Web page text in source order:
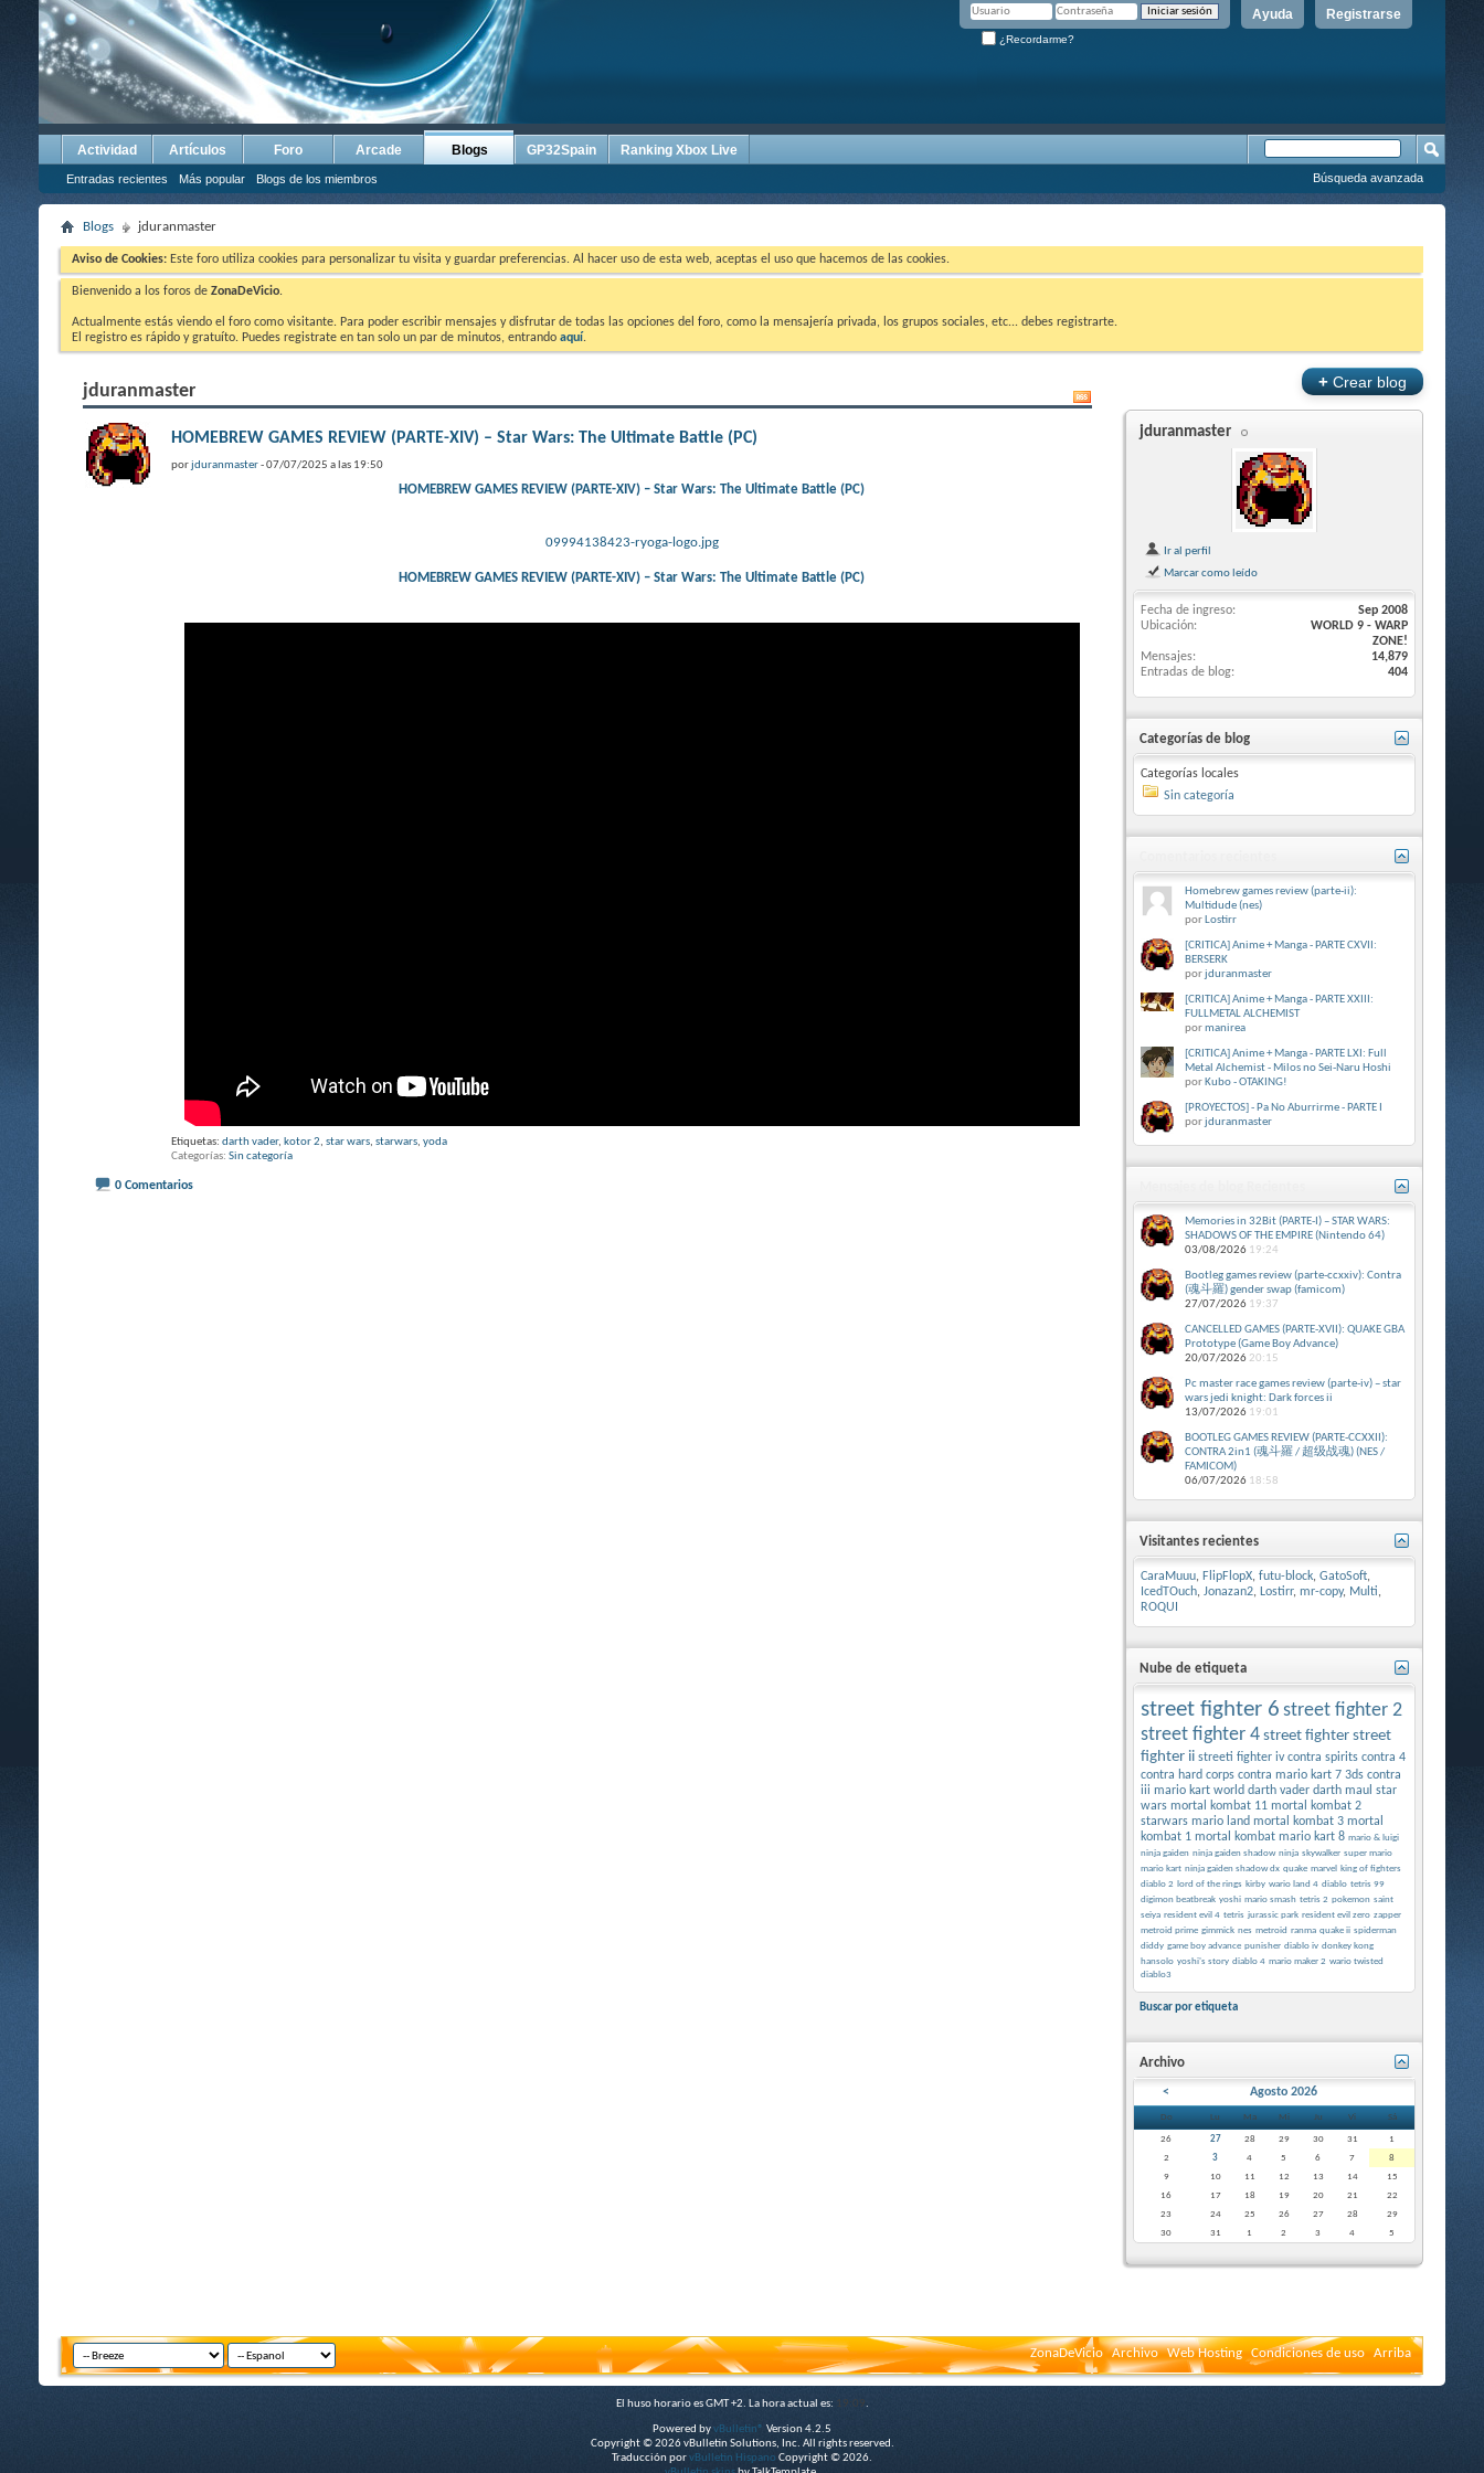
Registrarse
Ayuda
¿Recordarme?
Actividad Artículos Foro Arcade Blogs
Entradas recientes Más popular Blogs de los miembros
GP32Spain Ranking Xbox Live
Búsqueda avanzada
Blogs jduranmaster
Aviso de Cookies: Este foro utiliza cookies para personalizar tu visita y guardar preferencias. Al hacer uso de esta web, aceptas el uso que hacemos de las cookies.
Bienvenido a los foros de ZonaDeVicio.
Actualmente estás viendo el foro como visitante. Para poder escribir mensajes y disfrutar de todas las opciones del foro, como la mensajería privada, los grupos sociales, etc... debes registrarte.
El registro es rápido y gratuíto. Puedes registrate en tan solo un par de minutos, entrando aquí.
jduranmaster
HOMEBREW GAMES REVIEW (PARTE-XIV) – Star Wars: The Ultimate Battle (PC)
porjduranmaster- 07/07/2025 a las 19:50
HOMEBREW GAMES REVIEW (PARTE-XIV) – Star Wars: The Ultimate Battle (PC)
09994138423-ryoga-logo.jpg
HOMEBREW GAMES REVIEW (PARTE-XIV) – Star Wars: The Ultimate Battle (PC)
Etiquetas: darth vader, kotor 2, star wars, starwars, yoda
Categorías Sin categoría
0 Comentarios
+Crear blog
jduranmaster
Ir al perfil
Marcar como leído
Fecha de ingreso
Sep 2008
Ubicación
WORLD 9 - WARP
ZONE!
Mensajes
14,879
Entradas de blog
404
Categorías de blog
Categorías locales
Sin categoría
Homebrew games review (parte-ii):
Multidude (nes)
por Lostirr
[CRITICA] Anime + Manga - PARTE CXVII:
BERSERK
porjduranmaster
[CRITICA] Anime + Manga - PARTE XXIII:
FULLMETAL ALCHEMIST
pormanirea
[CRITICA] Anime + Manga - PARTE LXI: Full
Metal Alchemist - Milos no Sei-Naru Hoshi
por Kubo - OTAKING!
[PROYECTOS] - Pa No Aburrirme - PARTE I
porjduranmaster
Memories in 32Bit (PARTE-I) – STAR WARS:
SHADOWS OF THE EMPIRE (Nintendo 64)
03/08/2026 19:24
Bootleg games review (parte-ccxxiv): Contra
(魂斗羅) gender swap (famicom)
27/07/2026 19:37
CANCELLED GAMES (PARTE-XVII): QUAKE GBA
Prototype (Game Boy Advance)
20/07/2026 20:15
Pc master race games review (parte-iv) – star
wars jedi knight: Dark forces ii
13/07/2026 19:01
BOOTLEG GAMES REVIEW (PARTE-CCXXII):
CONTRA 2in1 (魂斗羅 / 超级战魂) (NES /
FAMICOM)
06/07/2026 18:58
Visitantes recientes
CaraMuuu, FlipFlopX, futu-block, GatoSoft,
IcedTOuch, Jonazan2, Lostirr, mr-copy, Multi,
ROQUI
Nube de etiqueta
street fighter 6 street fighter 2
street fighter 4 street fighter street
fighter ii streeti fighter iv contra spirits contra 4
contra hard corps contra mario kart 7 3ds contra
iii mario kart world darth vader darth maul star
wars mortal kombat 11 mortal kombat 2
starwars mario land mortal kombat 3 mortal
kombat 1 mortal kombat mario kart 8 mario & luigi
ninja gaiden ninja gaiden shadow ninja skywalker super mario
mario kart ninja gaiden shadow dx quake marvel
king of fighters
diablo 2
lord of the rings kirby wario land 4 diablo tetris 99
digimon beatbreak yoshi mario smash tetris 2 pokemon saint
seiya resident evil 4 tetris jurassic park resident evil zero zapper
metroid prime gimmick nes metroid ranma quake ii spiderman
diddy game boy advance punisher diablo iv donkey kong
hansolo yoshi's story diablo 4 mario maker 2 wario twisted
diablo3
Buscar por etiqueta
Archivo
< Agosto 2026
Do Lu Ma Mi Ju Vi Sá
26 27 28 29 30 31
1
2
3 4 5 6 7
8
9
10 11 12 13 14
15
16
17 18 19 20 21
22
23
24 25 26 27 28
29
30
31 1 2 3 4 5
ZonaDeVicio Archivo Web Hosting Condiciones de uso Arriba
El huso horario es GMT +2. La hora actual es: 19:09 .
Powered byvBulletin® Version 4.2.5
Copyright © 2026 vBulletin Solutions, Inc. All rights reserved.
Traducción porvBulletin Hispano Copyright © 2026.